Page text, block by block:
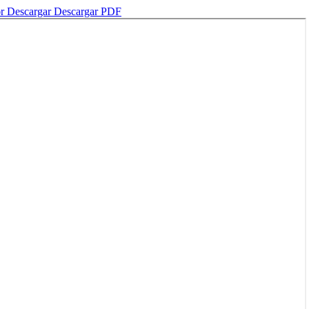
DescargarDescargar PDF